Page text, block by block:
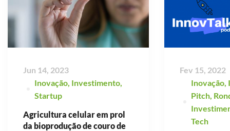
Jun 14, 2023
Inovação Investimento
Startup
Agricultura celular em prol
da bioprodução de couro de
Fev 15, 2022
Inovação
Pitch
Tech